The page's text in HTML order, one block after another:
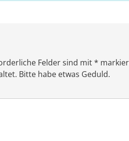
Felder sind mit *
Bitte habe etwas Geduld.